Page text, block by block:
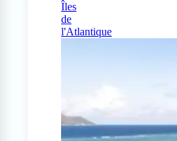
Îles
de
l'Atlantique